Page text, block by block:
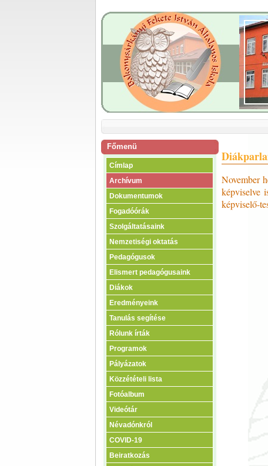
Főmenü
Címlap
Archívum
Dokumentumok
Fogadóórák
Szolgáltatásaink
Nemzetiségi oktatás
Pedagógusok
Elismert pedagógusaink
Diákok
Eredményeink
Tanulás segítése
Rólunk írták
Programok
Pályázatok
Közzétételi lista
Fotóalbum
Videótár
Névadónkról
COVID-19
Beiratkozás
November
képviselve
képviselő-